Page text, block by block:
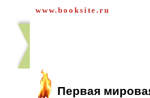
www.booksite.ru
Первая